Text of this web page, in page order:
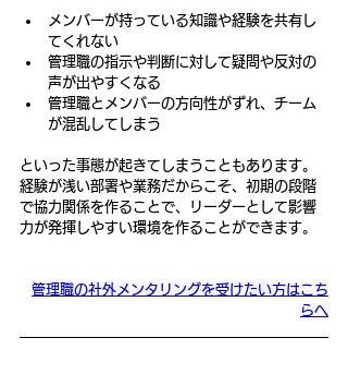
メンバーが持っている知識や経験を共有し
てくれない
管理職の指示や判断に対して疑問や反対の
声が出やすくなる
管理職とメンバーの方向性がずれ、チーム
が混乱してしまう
といった事態が起きてしまうこともあります。
経験が浅い部署や業務だからこそ、初期の段階
で協力関係を作ることで、リーダーとして影響
力が発揮しやすい環境を作ることができます。
管理職の社外メンタリングを受けたい方はこち
らへ